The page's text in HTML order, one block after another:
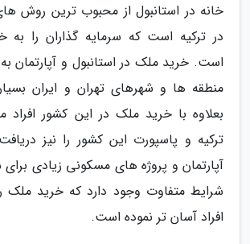
خانه در استانبول از محبوب ترین روش
در ترکیه است که سرمایه گذاران را
است. خرید ملک در استانبول و آپارتمان
منطقه ها و شهرهای تهران و ایران
بعلاوه با خرید ملک در این کشور افراد
ترکیه و پاسپورت این کشور را نیز
آپارتمان و پروژه های مسکونی زیادی برای
شرایط متفاوت وجود دارد که خرید ملک
افراد آسان تر نموده است.